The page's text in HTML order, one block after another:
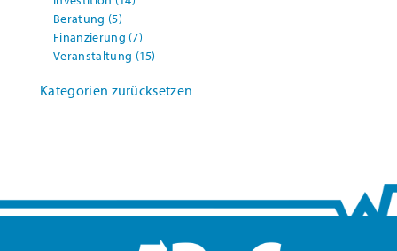
Beratung (5)
Finanzierung (7)
Veranstaltung (15)
Kategorien zurücksetzen